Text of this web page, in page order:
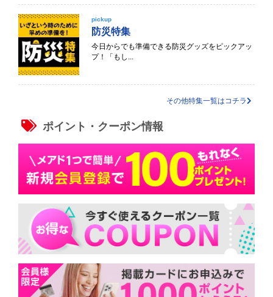
pickup
防災特集
今日からでも準備できる防災グッズをピックアッ
プ！「もし...
その他特集一覧はコチラ
ポイント・クーポン情報